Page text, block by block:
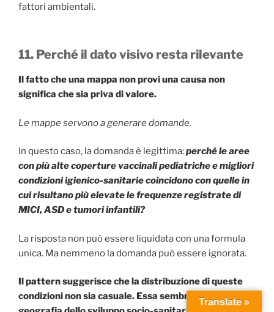
fattori ambientali.
11. Perché il dato visivo resta rilevante
Il fatto che una mappa non provi una causa non
significa che sia priva di valore.
Le mappe servono a generare domande.
In questo caso, la domanda è legittima:perché le aree
con più alte coperture vaccinali pediatriche e migliori
condizioni igienico-sanitarie coincidono con quelle in
cui risultano più elevate le frequenze registrate di
MICI, ASD e tumori infantili?
La risposta non può essere liquidata con una formula
unica. Ma nemmeno la domanda può essere ignorata.
Il pattern suggerisce che la distribuzione di queste
condizioni non sia casuale. Essa sembra seguire la
Translate »